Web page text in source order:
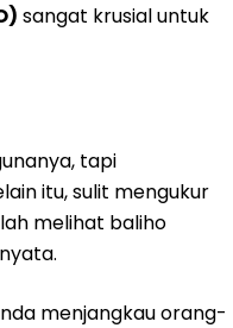
sangat krusial untuk
tapi
itu, sulit mengukur
melihat baliho
menjangkau orang-